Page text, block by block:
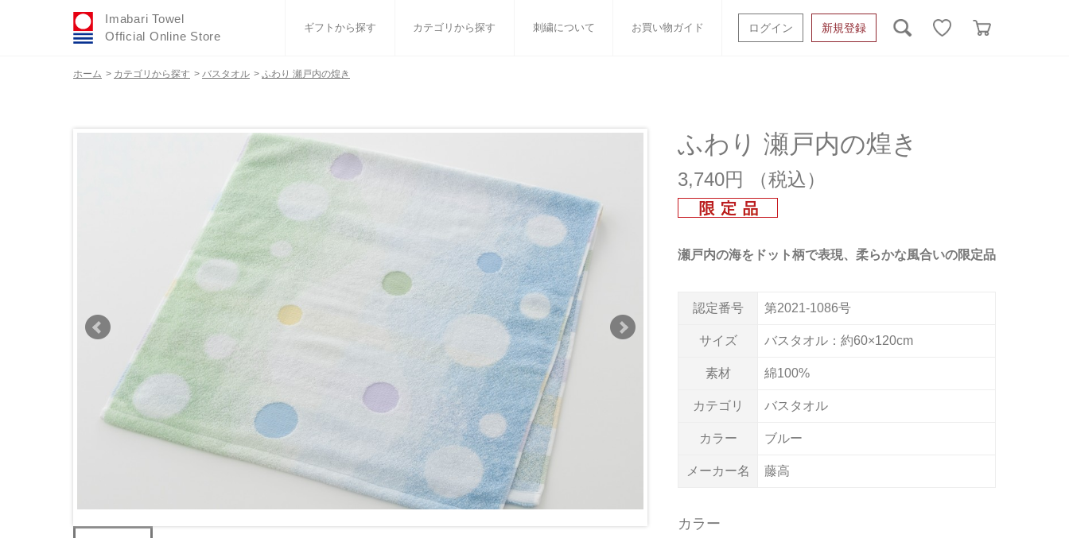
Imabari Towel
Official Online Store
ギフトから探す カテゴリから探す 刺繍について お買い物ガイド ログイン 新規登録
ウェディング 小さなお返し・お餞別 オーガニック
タオルハンカチ ベビーグッズ マフラー 衣類 タオルケット類
バスグッズ タオル雑貨
ホーム > カテゴリから探す > バスタオル > ふわり 瀬戸内の煌き
瀬戸内の海をドット柄で表現、柔らかな風合いの限定品
ふわり 瀬戸内の煌き
3,740円
認定番号 第2021-1086号
サイズ バスタオル：約60×120cm
素材 綿100%
カテゴリ バスタオル
カラー ブルー
メーカー名 藤高
カラー